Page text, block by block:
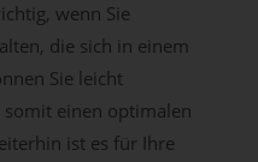
wenn Sie
die sich in einem
Sie leicht
einen optimalen
ist es für Ihre